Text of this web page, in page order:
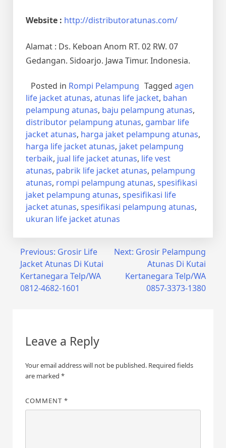
Website : http://distributoratunas.com/
Alamat : Ds. Keboan Anom RT. 02 RW. 07
Gedangan. Sidoarjo. Jawa Timur. Indonesia.
Posted in Rompi Pelampung Tagged agen
life jacket atunas, atunas life jacket, bahan
pelampung atunas, baju pelampung atunas,
distributor pelampung atunas, gambar life
jacket atunas, harga jaket pelampung atunas,
harga life jacket atunas, jaket pelampung
terbaik, jual life jacket atunas, life vest
atunas, pabrik life jacket atunas, pelampung
atunas, rompi pelampung atunas, spesifikasi
jaket pelampung atunas, spesifikasi life
jacket atunas, spesifikasi pelampung atunas,
ukuran life jacket atunas
Post
navigation
Previous: Grosir Life
Jacket Atunas Di Kutai
Kertanegara Telp/WA
0812-4682-1601
Next: Grosir Pelampung
Atunas Di Kutai
Kertanegara Telp/WA
0857-3373-1380
Leave a Reply
Your email address will not be published. Required fields
are marked *
COMMENT *